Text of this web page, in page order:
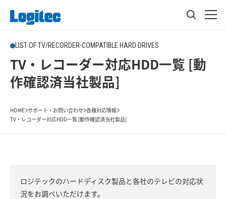
LIST OF TV/RECORDER-COMPATIBLE HARD DRIVES
TV・レコーダー対応HDD一覧 [動
作確認済当社製品]
HOME サポート・お問い合わせ 各種対応情報
TV・レコーダー対応HDD一覧 [動作確認済当社製品]
ロジテックのハードディスク製品と各社のテレビの対応状
況をお調べいただけます。